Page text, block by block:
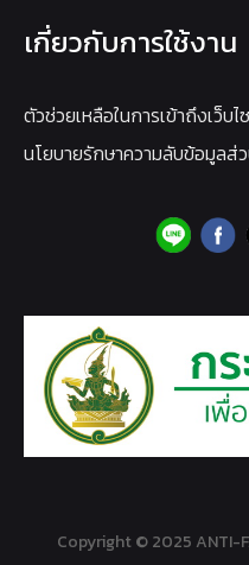
เกี่ยวกับการใช้งาน
ตัวช่วยเหลือในการเข้าถึงเว็บไ
นโยบายรักษาความลับข้อมูลส่
Copyright © 2025 ANTI-